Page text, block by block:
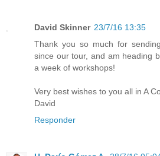
David Skinner 23/7/16 13:35
Thank you so much for
since our tour, and am heading
a week of workshops!
Very best wishes to you all in A
David
Responder